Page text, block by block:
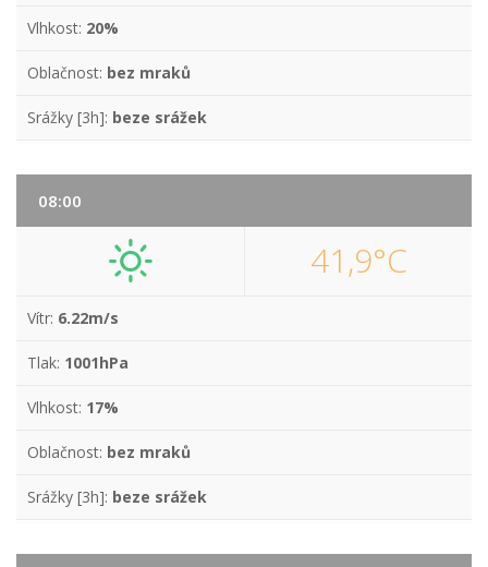
Vlhkost: 20%
Oblačnost: bez mraků
Srážky [3h]: beze srážek
08:00
41,9°C
Vítr: 6.22m/s
Tlak: 1001hPa
Vlhkost: 17%
Oblačnost: bez mraků
Srážky [3h]: beze srážek